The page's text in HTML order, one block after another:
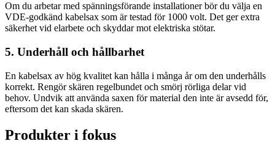
Om du arbetar med spänningsförande installationer bör du välja en
VDE-godkänd kabelsax som är testad för 1000 volt. Det ger extra
säkerhet vid elarbete och skyddar mot elektriska stötar.
5. Underhåll och hållbarhet
En kabelsax av hög kvalitet kan hålla i många år om den underhålls
korrekt. Rengör skären regelbundet och smörj rörliga delar vid
behov. Undvik att använda saxen för material den inte är avsedd för,
eftersom det kan skada skären.
Produkter i fokus